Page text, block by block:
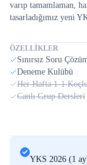
varıp tamamlaman,
tasarladığımız yeni
ÖZELLİKLER
Sınırsız Soru
Deneme Kulübü
Her Hafta 1-1
Canlı Grup Dersleri
YKS 2026 (1 ay